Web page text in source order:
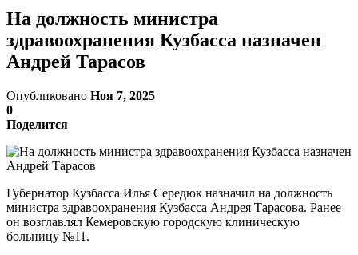
На должность министра
здравоохранения Кузбасса назначен
Андрей Тарасов
Опубликовано Ноя 7, 2025
0
Поделится
Губернатор Кузбасса Илья Середюк назначил на должность
министра здравоохранения Кузбасса Андрея Тарасова. Ранее
он возглавлял Кемеровскую городскую клиническую
больницу №11.